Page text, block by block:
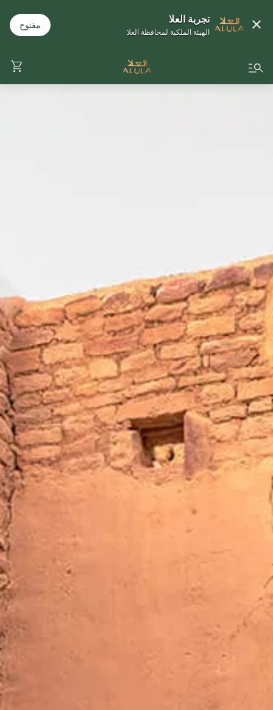
تجربة العلا
الهيئة الملكية لمحافظة العلا
مفتوح